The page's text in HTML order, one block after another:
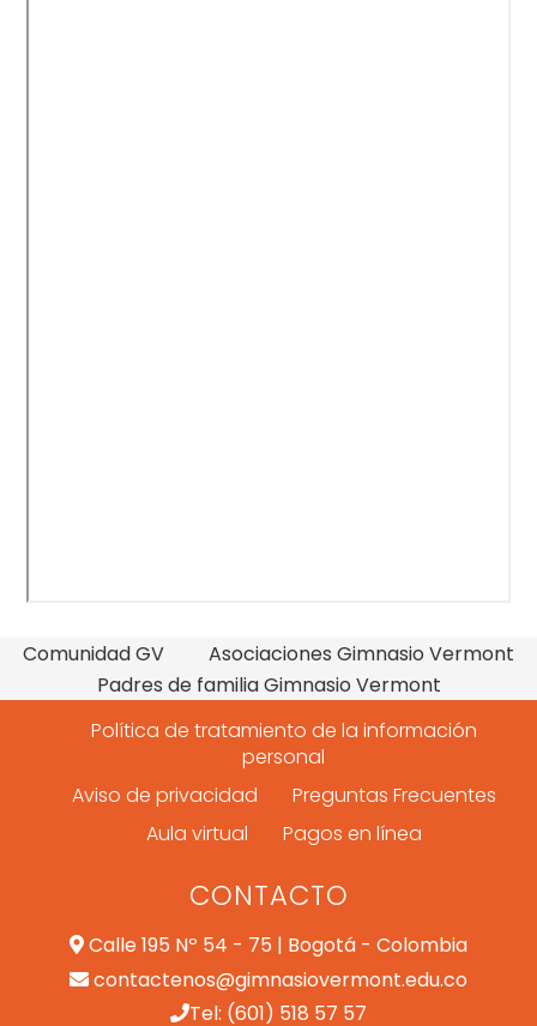
Comunidad GV
Asociaciones Gimnasio Vermont
Padres de familia Gimnasio Vermont
Política de tratamiento de la información
personal
Aviso de privacidad
Preguntas Frecuentes
Aula virtual
Pagos en línea
CONTACTO
Calle 195 Nº 54 - 75 | Bogotá - Colombia
contactenos@gimnasiovermont.edu.co
Tel: (601) 518 57 57